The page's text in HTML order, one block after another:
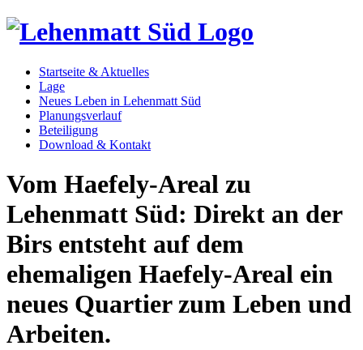
Startseite & Aktuelles
Lage
Neues Leben in Lehenmatt Süd
Planungsverlauf
Beteiligung
Download & Kontakt
Vom Haefely-Areal zu
Lehenmatt Süd: Direkt an der
Birs entsteht auf dem
ehemaligen Haefely-Areal ein
neues Quartier zum Leben und
Arbeiten.